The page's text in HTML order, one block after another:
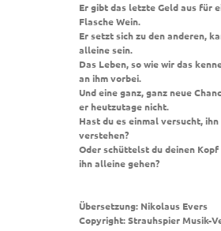
Er gibt das letzte Geld aus für
Flasche Wein.
Er setzt sich zu den anderen,
alleine sein.
Das Leben, so wie wir das
an ihm vorbei.
Und eine ganz, ganz neue
er heutzutage nicht.
Hast du es einmal versucht, ihn
verstehen?
Oder schüttelst du deinen
ihn alleine gehen?
Übersetzung: Nikolaus Evers
Copyright: Strauhspier Musik-